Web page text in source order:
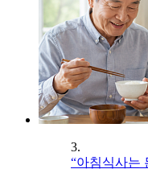
3.
“아침식사는